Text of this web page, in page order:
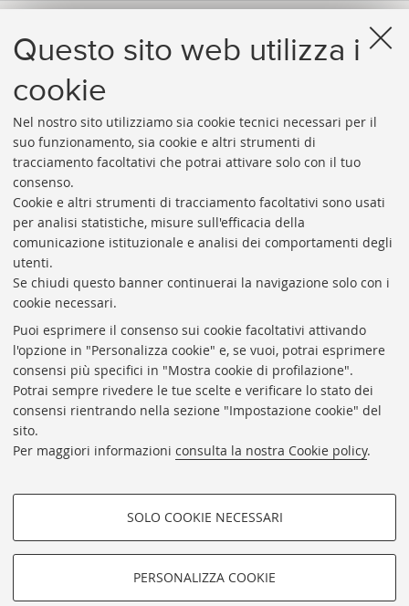
Questo sito web utilizza i
cookie
Nel nostro sito utilizziamo sia cookie tecnici necessari per il
suo funzionamento, sia cookie e altri strumenti di
tracciamento facoltativi che potrai attivare solo con il tuo
consenso.
Cookie e altri strumenti di tracciamento facoltativi sono usati
per analisi statistiche, misure sull'efficacia della
comunicazione istituzionale e analisi dei comportamenti degli
utenti.
Se chiudi questo banner continuerai la navigazione solo con i
cookie necessari.
Puoi esprimere il consenso sui cookie facoltativi attivando
l'opzione in "Personalizza cookie" e, se vuoi, potrai esprimere
consensi più specifici in "Mostra cookie di profilazione".
Potrai sempre rivedere le tue scelte e verificare lo stato dei
consensi rientrando nella sezione "Impostazione cookie" del
sito.
Per maggiori informazioni consulta la nostra Cookie policy.
COOKIE DI PROFILAZIONE -
FACOLTATIVI
SOLO COOKIE NECESSARI
PERSONALIZZA COOKIE
Il sito dell'Istituzione Gian Franco Minguzzi
Rubrica di Ateneo
Rss
Statistiche
Biblioteche di Ateneo
Sale studio
Carta dei servizi
Proxy
Help Desk
Informazioni sul sito e accessibilità
Impostazioni Cookie